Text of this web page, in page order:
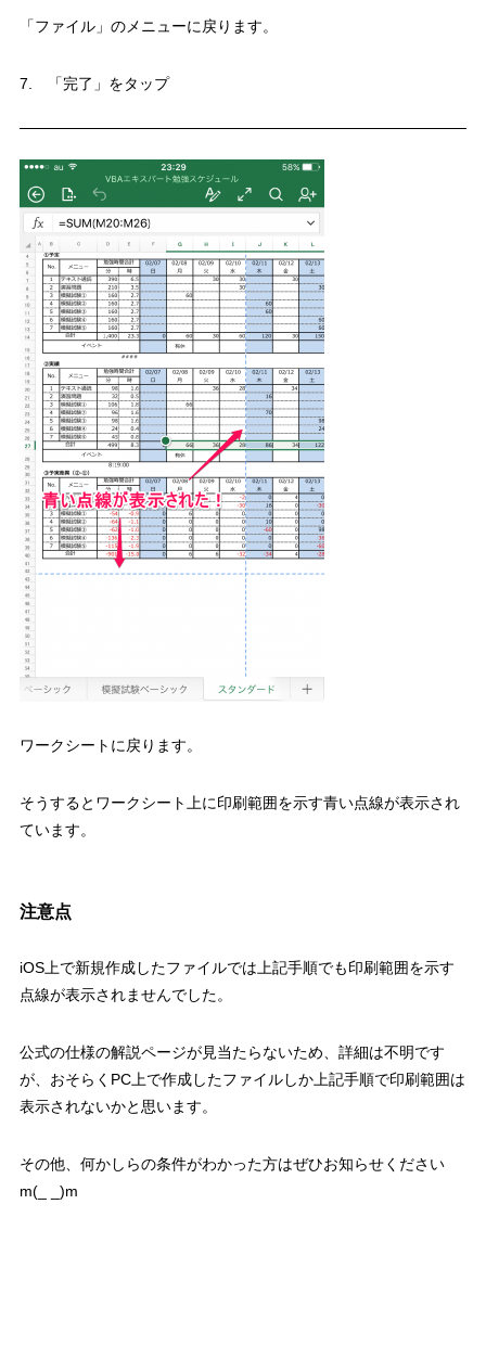
「ファイル」のメニューに戻ります。
7. 「完了」をタップ
ワークシートに戻ります。
そうすると ワークシート上に印刷範囲を示す青い点線が表示され
ています。
注意点
iOS上で新規作成したファイルでは上記手順でも印刷範囲を示す
点線が表示されませんでした。
公式の仕様の解説ページが見当たらないため、詳細は不明です
が、おそらくPC上で作成したファイルしか上記手順で印刷範囲は
表示されないかと思います。
その他、何かしらの条件がわかった方はぜひお知らせください
m(_ _)m